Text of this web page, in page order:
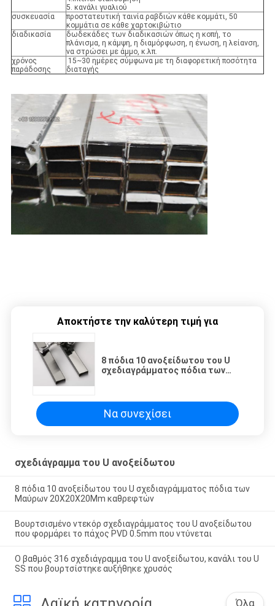
5. κανάλι γυαλιού
συσκευασία
προστατευτική ταινία ραβδιών κάθε κομμάτι, 50
κομμάτια σε κάθε χαρτοκιβώτιο
διαδικασία
δωδεκάδες των διαδικασιών όπως η κοπή, το
πλάνισμα, η κάμψη, η διαμόρφωση, η ένωση, η λείανση,
να στρώσει με άμμο, κ.λπ.
χρόνος
παράδοσης
15~30 ημέρες σύμφωνα με τη διαφορετική ποσότητα
διαταγής
Αποκτήστε την καλύτερη τιμή για
8 πόδια 10 ανοξείδωτου του U
σχεδιαγράμματος πόδια των
Να συνεχίσει
σχεδιάγραμμα του U ανοξείδωτου
8 πόδια 10 ανοξείδωτου του U σχεδιαγράμματος πόδια των
Μαύρων 20X20X20Mm καθρεφτών
Βουρτσισμένο ντεκόρ σχεδιαγράμματος του U ανοξείδωτου
που φορμάρει το πάχος PVD 0.5mm που ντύνεται
Ο βαθμός 316 σχεδιάγραμμα του U ανοξείδωτου, κανάλι του U
SS που βουρτσίστηκε αυξήθηκε χρυσός
Όλα